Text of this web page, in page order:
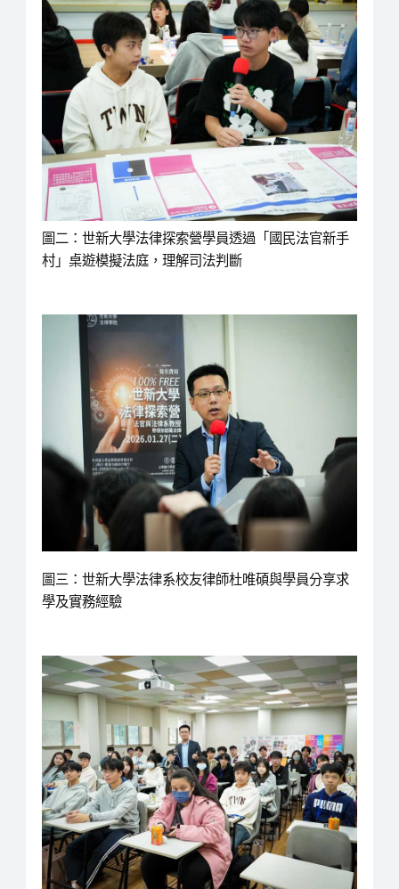
圖二：世新大學法律探索營學員透過「國民法官新手
村」桌遊模擬法庭，理解司法判斷
圖三：世新大學法律系校友律師杜唯碩與學員分享求
學及實務經驗